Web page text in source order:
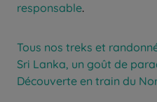
responsable.
Tous nos treks et
Sri Lanka, un goût de
Découverte en train du